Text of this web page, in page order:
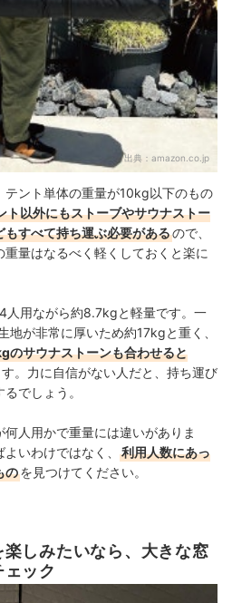
出典： amazon.co.jp
テント単体の重量が10kg以下のもの
ト以外にもストーブやサウナストー
すべて持ち運ぶ必要があるので、
量はなるべく軽くしておくと楽に
人用ながら約8.7kgと軽量です。一
地が非常に厚いため約17kgと重く、
のサウナストーンも合わせると
。力に自信がない人だと、持ち運び
でしょう。
人用かで重量には違いがありま
いわけではなく、
利用人数にあっ
のを見つけてください。
しみたいなら、大きな窓
ック